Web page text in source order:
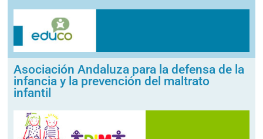
Asociación Andaluza para la defensa de la
infancia y la prevención del maltrato
infantil